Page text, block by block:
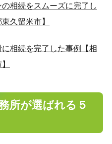
相続をスムーズに完了し
久留米市】
相続を完了した事例【相
所が選ばれる５